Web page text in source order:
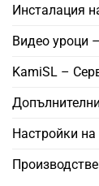
Инсталация
Видео уроци
KamiSL –
Настройки